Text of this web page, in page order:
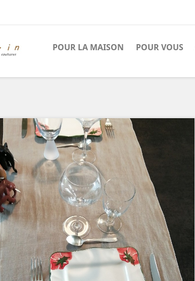
POUR LA MAISON POUR VOUS